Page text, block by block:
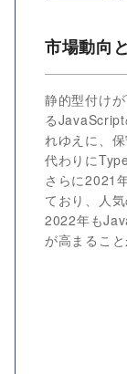
市場動向
静的型付け
る
れゆえに、
代わりに
さらに2021
ており、人
2022年も
が高まること